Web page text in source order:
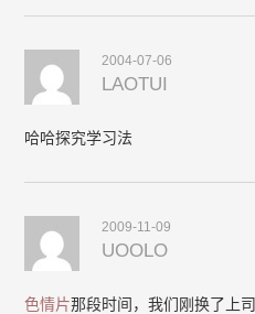
2004-07-06
LAOTUI
哈哈探究学习法
2009-11-09
UOOLO
色情片那段时间，我们刚换了上